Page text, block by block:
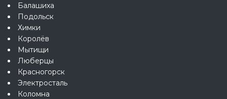
Балашиха
Подольск
Химки
Королёв
Мытищи
Люберцы
Красногорск
Электросталь
Коломна